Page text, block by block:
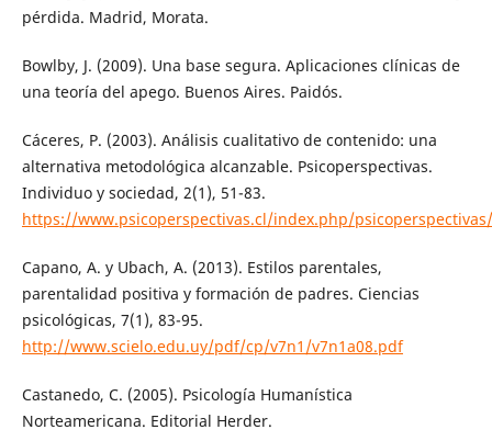
pérdida. Madrid, Morata.
Bowlby, J. (2009). Una base segura. Aplicaciones clínicas de
una teoría del apego. Buenos Aires. Paidós.
Cáceres, P. (2003). Análisis cualitativo de contenido: una
alternativa metodológica alcanzable. Psicoperspectivas.
Individuo y sociedad, 2(1), 51-83.
https://www.psicoperspectivas.cl/index.php/
Capano, A. y Ubach, A. (2013). Estilos parentales,
parentalidad positiva y formación de padres. Ciencias
psicológicas, 7(1), 83-95.
http://www.scielo.edu.uy/pdf/cp/v7n1/v7n1a08.pdf
Castanedo, C. (2005). Psicología Humanística
Norteamericana. Editorial Herder.